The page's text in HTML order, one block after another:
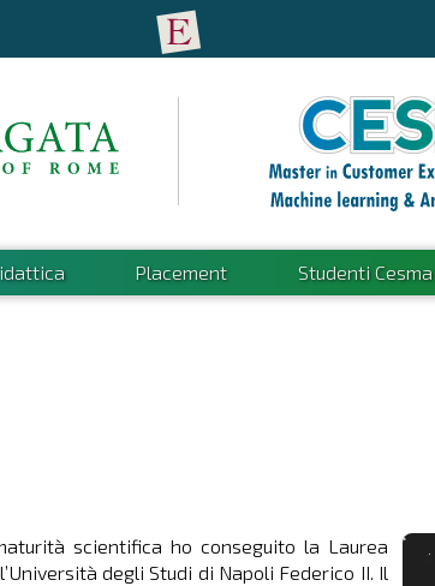
Placement Studenti Cesma
scientifica ho conseguito la Laurea
degli Studi di Napoli Federico II. Il